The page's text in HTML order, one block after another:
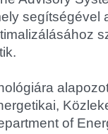
segítségével
of